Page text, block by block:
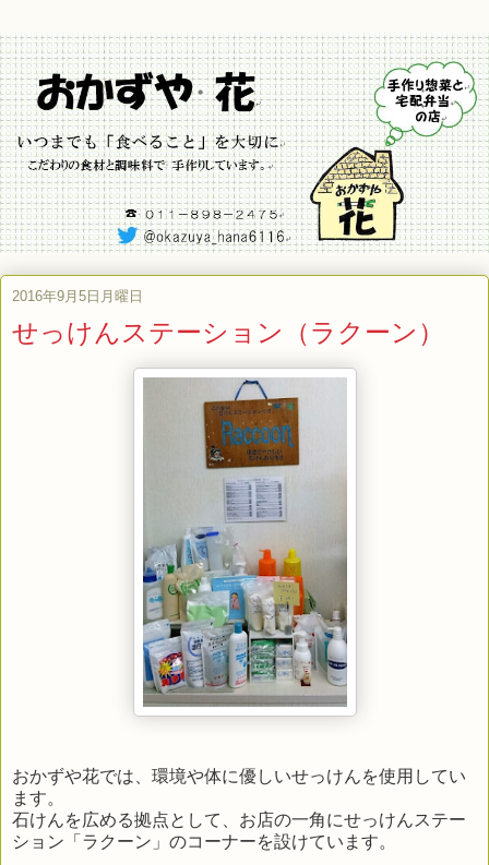
2016年9月5日月曜日
せっけんステーション（ラクーン）
おかずや花では、環境や体に優しいせっけんを使用してい
ます。
石けんを広める拠点として、お店の一角にせっけんステー
ション「ラクーン」のコーナーを設けています。